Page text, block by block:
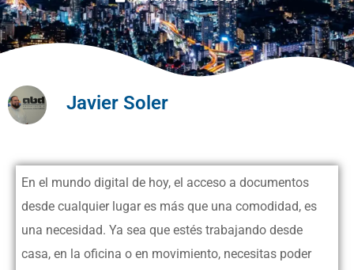
Javier Soler
En el mundo digital de hoy, el acceso a documentos
desde cualquier lugar es más que una comodidad, es
una necesidad. Ya sea que estés trabajando desde
casa, en la oficina o en movimiento, necesitas poder